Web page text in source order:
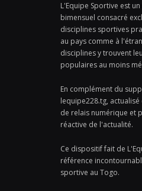
L'Equipe Sportive est
bimensuel consacré
disciplines sportives
au pays comme à
disciplines y trouvent
populaires au moins
En complément du
lequipe228.tg,
de relais numérique et
réactive de l'actualité.
Ce dispositif fait de
référence
sportive au Togo.